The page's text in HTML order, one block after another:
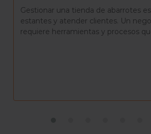
La Rosca de Reyes es mucho más
delicioso. Es una tradición que reúne
amigos para celebrar el día de